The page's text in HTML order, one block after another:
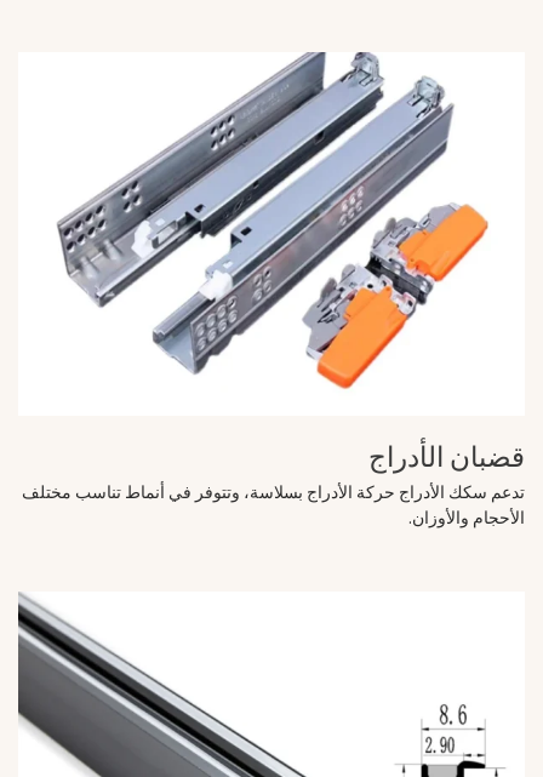
قضبان الأدراج
تدعم سكك الأدراج حركة الأدراج بسلاسة، وتتوفر في أنماط تناسب مختلف
الأحجام والأوزان.